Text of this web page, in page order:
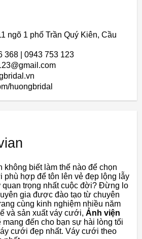
ngõ 1 phố Trần Quý Kiên, Cầu
368 | 0943 753 123
huongbridal
không biết làm thế nào để chọn
hợp để tôn lên vẻ đẹp lộng lẫy
quan trọng nhất cuộc đời? Đừng lo
gia được đào tạo từ chuyên
cùng kinh nghiệm nhiều năm
và sản xuất váy cưới, Ảnh viện
mang đến cho bạn sự hài lòng tối
cưới đẹp nhất. Váy cưới theo